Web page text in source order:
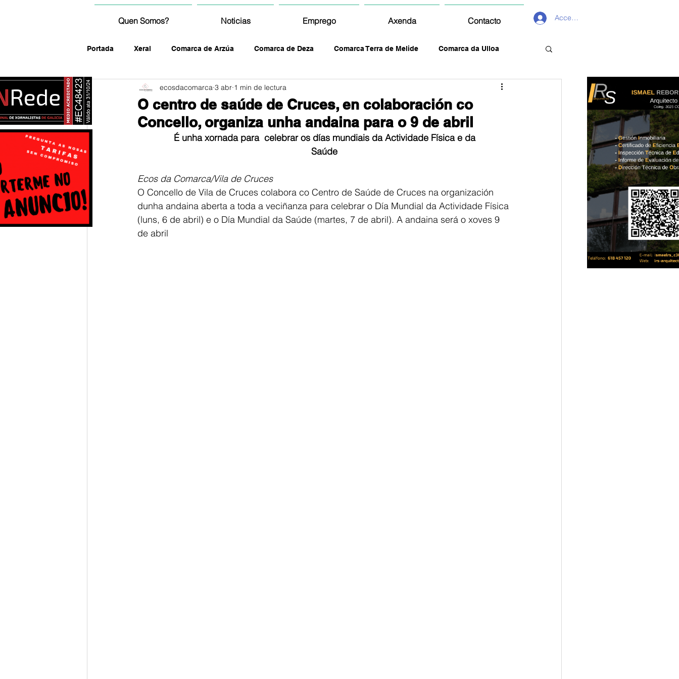
Quen Somos? Noticias Emprego Axenda Contacto Acceder
Portada Xeral Comarca de Arzúa Comarca de Deza Comarca Terra de Melide Comarca da Ulloa
fotografía
O centro de saúde de Cruces, en colaboración co
Concello, organiza unha andaina para o 9 de abril
ecosdacomarca 3 abr 1 min de lectura
É unha xornada para  celebrar os días mundiais da Actividade Física e da
Saúde
Ecos da Comarca/Vila de Cruces
O Concello de Vila de Cruces colabora co Centro de Saúde de Cruces na organización
dunha andaina aberta a toda a veciñanza para celebrar o Día Mundial da Actividade Física
(luns, 6 de abril) e o Día Mundial da Saúde (martes, 7 de abril). A andaina será o xoves 9
de abril